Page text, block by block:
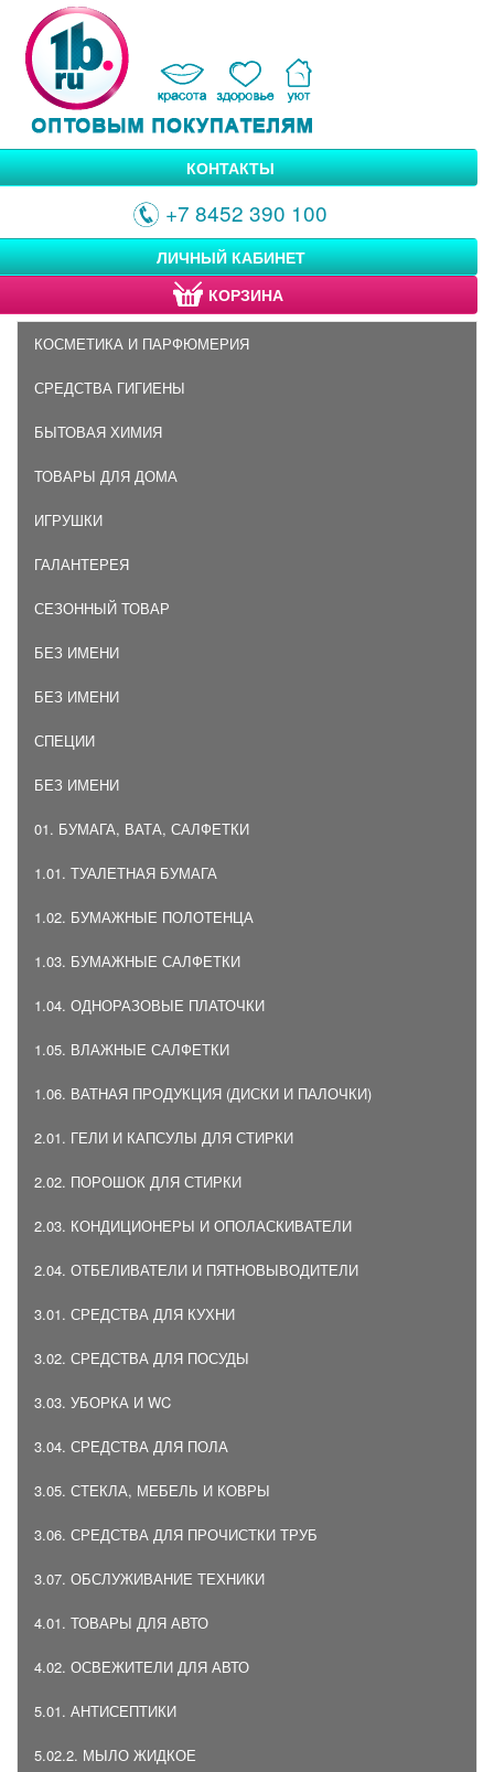
КОНТАКТЫ
+7 8452 390 100
ЛИЧНЫЙ КАБИНЕТ
КОРЗИНА
КОСМЕТИКА И ПАРФЮМЕРИЯ
СРЕДСТВА ГИГИЕНЫ
БЫТОВАЯ ХИМИЯ
ТОВАРЫ ДЛЯ ДОМА
ИГРУШКИ
ГАЛАНТЕРЕЯ
СЕЗОННЫЙ ТОВАР
БЕЗ ИМЕНИ
БЕЗ ИМЕНИ
СПЕЦИИ
БЕЗ ИМЕНИ
01. БУМАГА, ВАТА, САЛФЕТКИ
1.01. ТУАЛЕТНАЯ БУМАГА
1.02. БУМАЖНЫЕ ПОЛОТЕНЦА
1.03. БУМАЖНЫЕ САЛФЕТКИ
1.04. ОДНОРАЗОВЫЕ ПЛАТОЧКИ
1.05. ВЛАЖНЫЕ САЛФЕТКИ
1.06. ВАТНАЯ ПРОДУКЦИЯ (ДИСКИ И ПАЛОЧКИ)
2.01. ГЕЛИ И КАПСУЛЫ ДЛЯ СТИРКИ
2.02. ПОРОШОК ДЛЯ СТИРКИ
2.03. КОНДИЦИОНЕРЫ И ОПОЛАСКИВАТЕЛИ
2.04. ОТБЕЛИВАТЕЛИ И ПЯТНОВЫВОДИТЕЛИ
3.01. СРЕДСТВА ДЛЯ КУХНИ
3.02. СРЕДСТВА ДЛЯ ПОСУДЫ
3.03. УБОРКА И WC
3.04. СРЕДСТВА ДЛЯ ПОЛА
3.05. СТЕКЛА, МЕБЕЛЬ И КОВРЫ
3.06. СРЕДСТВА ДЛЯ ПРОЧИСТКИ ТРУБ
3.07. ОБСЛУЖИВАНИЕ ТЕХНИКИ
4.01. ТОВАРЫ ДЛЯ АВТО
4.02. ОСВЕЖИТЕЛИ ДЛЯ АВТО
5.01. АНТИСЕПТИКИ
5.02.2. МЫЛО ЖИДКОЕ